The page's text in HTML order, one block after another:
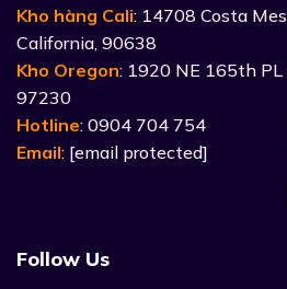
Kho hàng Cali: 14708 Costa
California, 90638
Kho Oregon: 1920 NE 165th
97230
Hotline: 0904 704 754
Email: [email protected]
Follow Us